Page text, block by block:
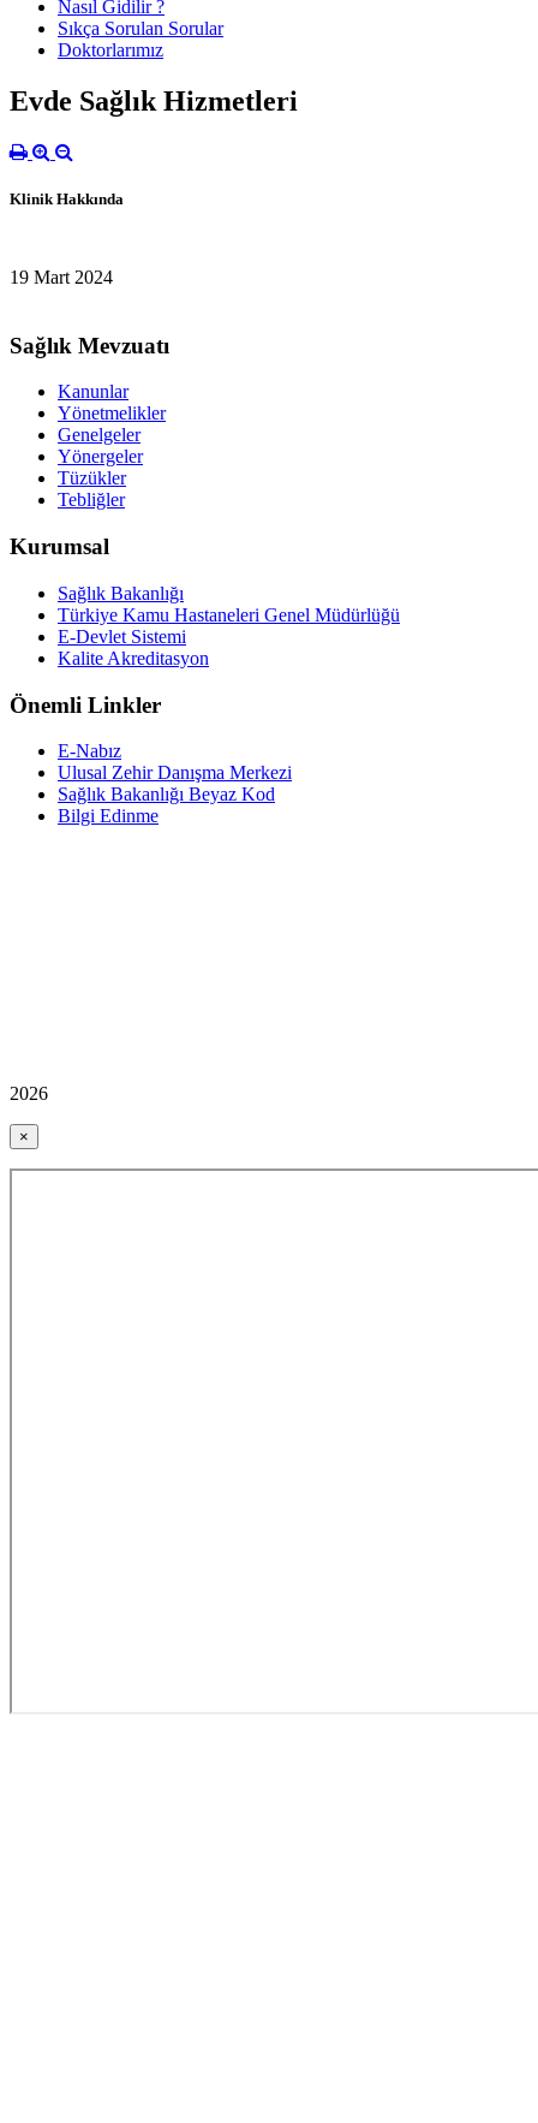
Nasıl Gidilir ?
Sıkça Sorulan Sorular
Doktorlarımız
Evde Sağlık Hizmetleri
Klinik Hakkında
19 Mart 2024
Sağlık Mevzuatı
Kanunlar
Yönetmelikler
Genelgeler
Yönergeler
Tüzükler
Tebliğler
Kurumsal
Sağlık Bakanlığı
Türkiye Kamu Hastaneleri Genel Müdürlüğü
E-Devlet Sistemi
Kalite Akreditasyon
Önemli Linkler
E-Nabız
Ulusal Zehir Danışma Merkezi
Sağlık Bakanlığı Beyaz Kod
Bilgi Edinme
2026
×